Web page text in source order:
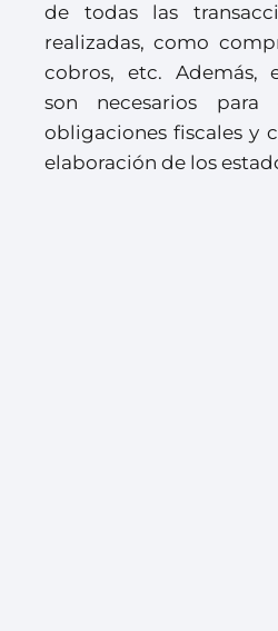
de todas las
realizadas, como
cobros, etc. Además,
son necesarios
obligaciones fiscales y
elaboración de los